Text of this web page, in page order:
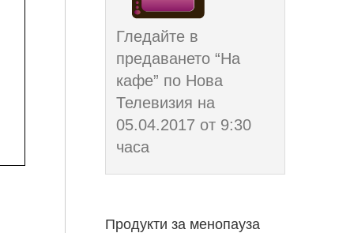
Гледайте в
предаването “На
кафе” по Нова
Телевизия на
05.04.2017 от 9:30
часа
Продукти за менопауза